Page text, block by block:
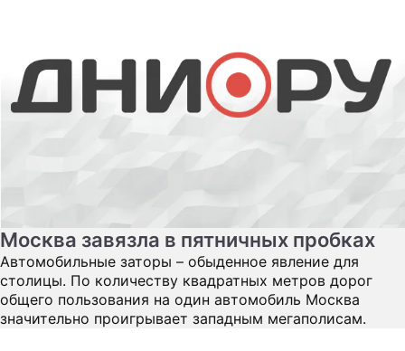
Москва завязла в пятничных пробках
Автомобильные заторы – обыденное явление для
столицы. По количеству квадратных метров дорог
общего пользования на один автомобиль Москва
значительно проигрывает западным мегаполисам.